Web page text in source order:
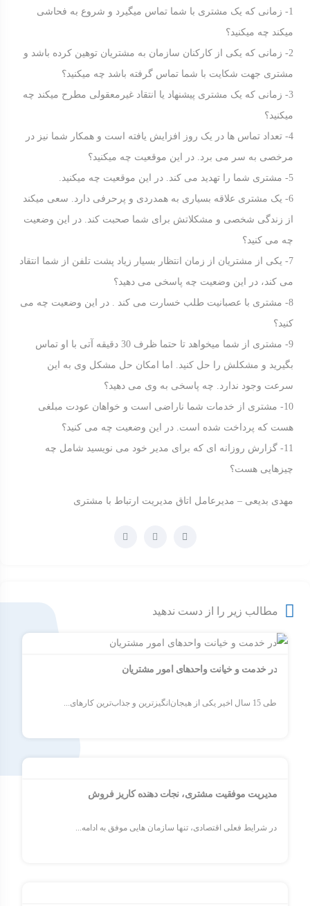
1- زمانی که یک مشتری با شما تماس میگیرد و شروع به فحاشی
میکند چه میکنید؟
2- زمانی که یکی از کارکنان سازمان به مشتریان توهین کرده باشد و
مشتری جهت شکایت با شما تماس گرفته باشد چه میکنید؟
3- زمانی که یک مشتری پیشنهاد یا انتقاد غیرمعقولی مطرح میکند چه
میکنید؟
4- تعداد تماس ها در یک روز افزایش یافته است و همکار شما نیز در
مرخصی به سر می برد. در این موقعیت چه میکنید؟
5- مشتری شما را تهدید می کند. در این موقعیت چه میکنید.
6- یک مشتری علاقه بسیاری به همدردی و پرحرفی دارد. سعی میکند
از زندگی شخصی و مشکلاتش برای شما صحبت کند. در این وضعیت
چه می کنید؟
7- یکی از مشتریان از زمان انتظار بسیار زیاد پشت تلفن از شما انتقاد
می کند، در این وضعیت چه پاسخی می دهید؟
8- مشتری با عصبانیت طلب خسارت می کند . در این وضعیت چه می
کنید؟
9- مشتری از شما میخواهد تا حتما ظرف 30 دقیقه آتی با او تماس
بگیرید و مشکلش را حل کنید. اما امکان حل مشکل وی به این
سرعت وجود ندارد. چه پاسخی به وی می دهید؟
10- مشتری از خدمات شما ناراضی است و خواهان عودت مبلغی
هست که پرداخت شده است. در این وضعیت چه می کنید؟
11- گزارش روزانه ای که برای مدیر خود می نویسید شامل چه
چیزهایی هست؟
مهدی بدیعی – مدیرعامل اتاق مدیریت ارتباط با مشتری
مطالب زیر را از دست ندهید
در خدمت و خیانت واحدهای امور مشتریان
طی 15 سال اخیر یکی از هیجان‌انگیزترین و جذاب‌ترین کارهای...
مدیریت موفقیت مشتری، نجات دهنده کاریز فروش
در شرایط فعلی اقتصادی، تنها سازمان هایی موفق به ادامه...